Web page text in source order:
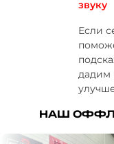
звуку
Если
дадим
НАШ